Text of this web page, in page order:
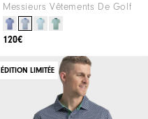
Messieurs Vêtements De Golf
120€
ÉDITION LIMITÉE